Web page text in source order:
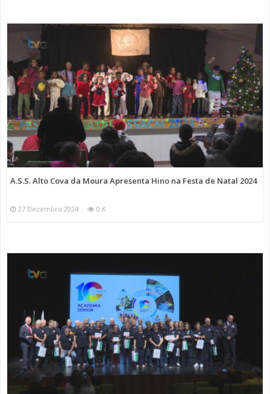
A.S.S. Alto Cova da Moura Apresenta Hino na Festa de Natal 2024
27 Dezembro 2024 0 K